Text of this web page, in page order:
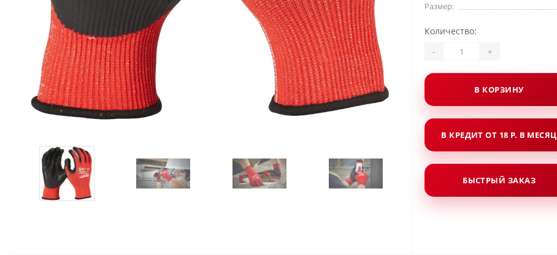
Размер:
Количество:
- +
В КОРЗИНУ
В КРЕДИТ ОТ 18 Р. В МЕСЯЦ
БЫСТРЫЙ ЗАКАЗ